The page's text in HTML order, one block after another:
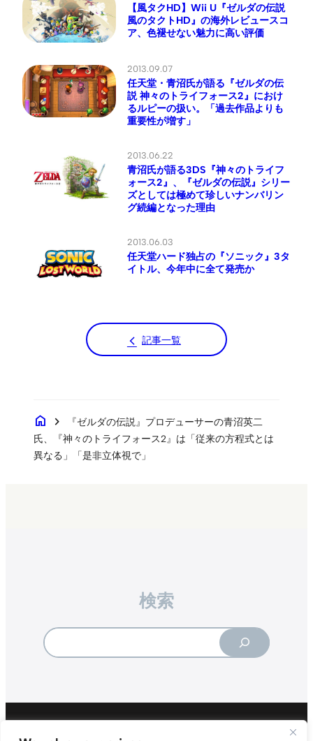
【風タクHD】Wii U『ゼルダの伝説
風のタクトHD』の海外レビュースコ
ア、色褪せない魅力に高い評価
2013.09.07
任天堂・青沼氏が語る『ゼルダの伝
説 神々のトライフォース2』におけ
るルピーの扱い。「過去作品よりも
重要性が増す」
2013.06.22
青沼氏が語る3DS『神々のトライフ
ォース2』、『ゼルダの伝説』シリー
ズとしては極めて珍しいナンバリン
グ続編となった理由
2013.06.03
任天堂ハード独占の『ソニック』3タ
イトル、今年中に全て発売か
記事一覧
home chevron_right
『ゼルダの伝説』プロデューサーの青沼英二
氏、『神々のトライフォース2』は「従来の方程式とは
異なる」「是非立体視で」
検索